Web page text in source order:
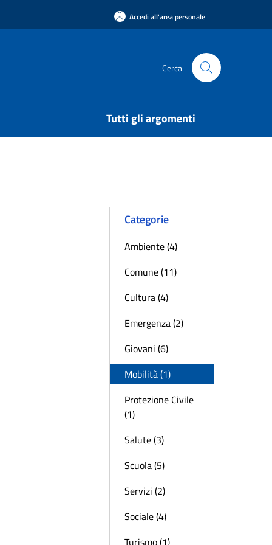
Accedi all'area personale
Cerca
Tutti gli argomenti
Categorie
Ambiente (4)
Comune (11)
Cultura (4)
Emergenza (2)
Giovani (6)
Mobilità (1)
Protezione Civile
(1)
Salute (3)
Scuola (5)
Servizi (2)
Sociale (4)
Turismo (1)